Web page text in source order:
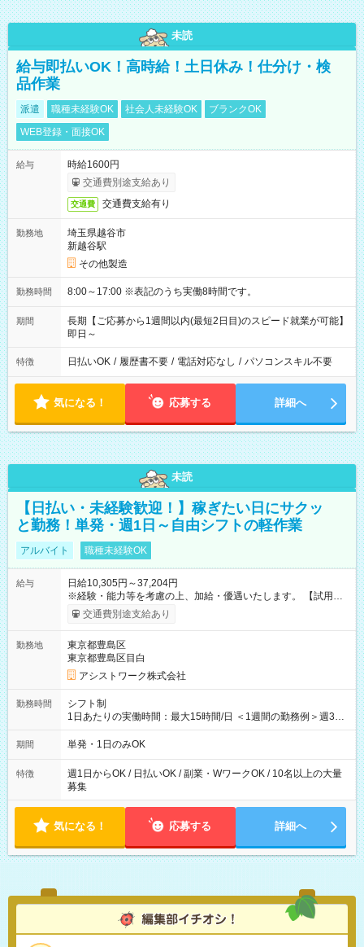
未読
給与即払いOK！高時給！土日休み！仕分け・検
品作業
派遣 職種未経験OK 社会人未経験OK
ブランクOK
WEB登録・面接OK
給与
時給1600円
交通費別途支給あり
交通費 交通費支給有り
勤務地
埼玉県越谷市
新越谷駅
その他製造
勤務時間 8:00～17:00 ※表記のうち実働8時間です。
期間
長期【ご応募から1週間以内(最短2日目)のスピード就業が可能】
即日～
特徴 日払いOK / 履歴書不要 / 電話対応なし / パソコンスキル不要
気になる！ 応募する 詳細へ
未読
【日払い・未経験歓迎！】稼ぎたい日にサクッ
と勤務！単発・週1日～自由シフトの軽作業
アルバイト 職種未経験OK
給与
日給10,305円～37,204円
※経験・能力等を考慮の上、加給・優遇いたします。 【試用期
間】試用期間なし
交通費別途支給あり
勤務地
東京都豊島区
東京都豊島区目白
アシストワーク株式会社
勤務時間
シフト制
1日あたりの実働時間：最大15時間/日 ＜1週間の勤務例＞週3回
勤務 勤務：月・水・金 休み：火・木・土・日 好きな時にお仕事
可能です！ ※1日あたりの最大実働時間は日勤、夜勤共に勤務し
期間 単発・1日のみOK
特徴
週1日からOK / 日払いOK / 副業・WワークOK / 10名以上の大量
募集
気になる！ 応募する 詳細へ